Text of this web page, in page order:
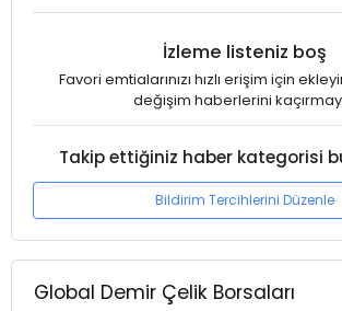
İzleme listeniz boş
Favori emtialarınızı hızlı erişim için
değişim haberlerini
Takip ettiğiniz haber kategorisi
Bildirim Tercihlerini Düzenle
Global Demir Çelik Borsaları